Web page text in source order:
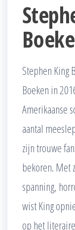
Stephen King
Boeken in
Amerikaanse
aantal
zijn trouwe
bekoren. Met
spanning,
wist King
op het literaire